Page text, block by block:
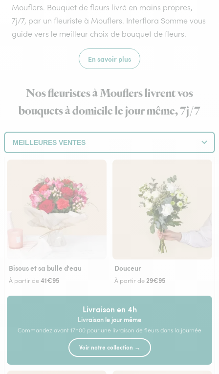
Mouflers. Bouquet de fleurs livré en mains propres,
7j/7, par un fleuriste à Mouflers. Interflora Somme vous
guide vers le meilleur choix de bouquet de fleurs.
En savoir plus
Nos fleuristes à Mouflers livrent vos
bouquets à domicile le jour même, 7j/7
Bisous et sa bulle d'eau
À partir de41€95
Douceur
À partir de 29€95
Livraison en 4h
Livraison le jour même
Commandez avant 17h00 pour une livraison de fleurs dans la journée
Voir notre collection →